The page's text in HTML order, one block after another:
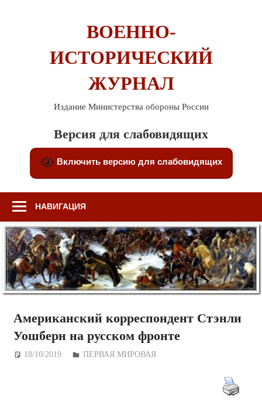
ВОЕННО-
ИСТОРИЧЕСКИЙ
ЖУРНАЛ
Издание Министерства обороны России
Версия для слабовидящих
Включить версию для слабовидящих
НАВИГАЦИЯ
Американский корреспондент Стэнли
Уошберн на русском фронте
18/10/2019 Дежурный по Редакции
ПЕРВАЯ МИРОВАЯ